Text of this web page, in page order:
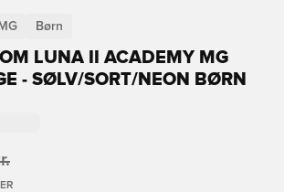
MG Børn
LUNA II ACADEMY MG
- SØLV/SORT/NEON BØRN